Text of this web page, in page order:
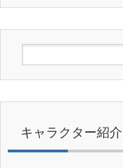
キャラクター紹介